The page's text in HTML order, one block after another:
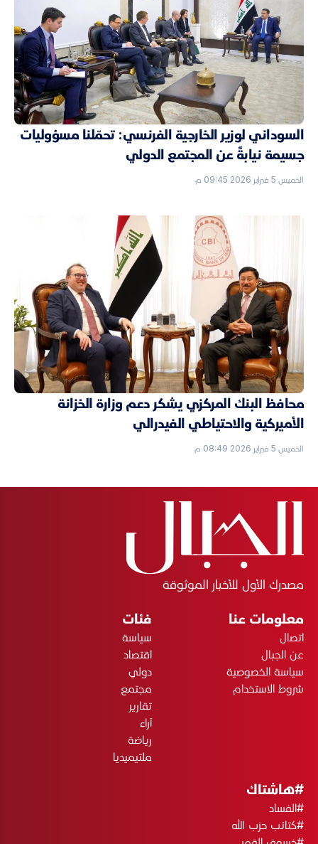
السوداني لوزير الخارجية الفرنسي: تحمّلنا مسؤوليات
جسيمة نيابةً عن المجتمع الدولي
الخميس 5 فبراير 2026 09:45 م
محافظ البنك المركزي يشكر دعم وزارة الخزانة
الأميركية والاحتياطي الفيدرالي
الخميس 5 فبراير 2026 08:49 م
مصدرك الأول للأخبار الموثوقة
معلومات عنا
اتصال
عن الجبال
سياسة الخصوصية
شروط الاستخدام
فئات
سياسة
اقتصاد
دولي
مجتمع
تقارير
آراء
رياضة
ملتيميديا
#هاشتاك
#الفساد
#كتائب حزب الله